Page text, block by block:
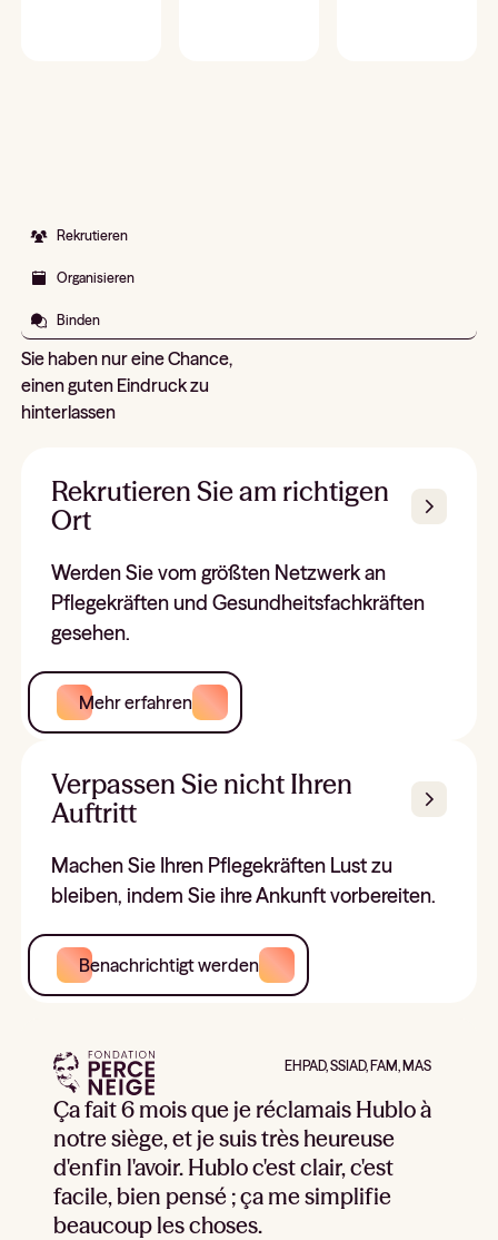
Rekrutieren
Organisieren
Binden
Sie haben nur eine Chance,
einen guten Eindruck zu
hinterlassen
Rekrutieren Sie am richtigen
Ort
Werden Sie vom größten Netzwerk an
Pflegekräften und Gesundheitsfachkräften
gesehen.
Mehr erfahren
Verpassen Sie nicht Ihren
Auftritt
Machen Sie Ihren Pflegekräften Lust zu
bleiben, indem Sie ihre Ankunft vorbereiten.
Benachrichtigt werden
EHPAD, SSIAD, FAM, MAS
Ça fait 6 mois que je réclamais Hublo à
notre siège, et je suis très heureuse
d'enfin l'avoir. Hublo c'est clair, c'est
facile, bien pensé ; ça me simplifie
beaucoup les choses.